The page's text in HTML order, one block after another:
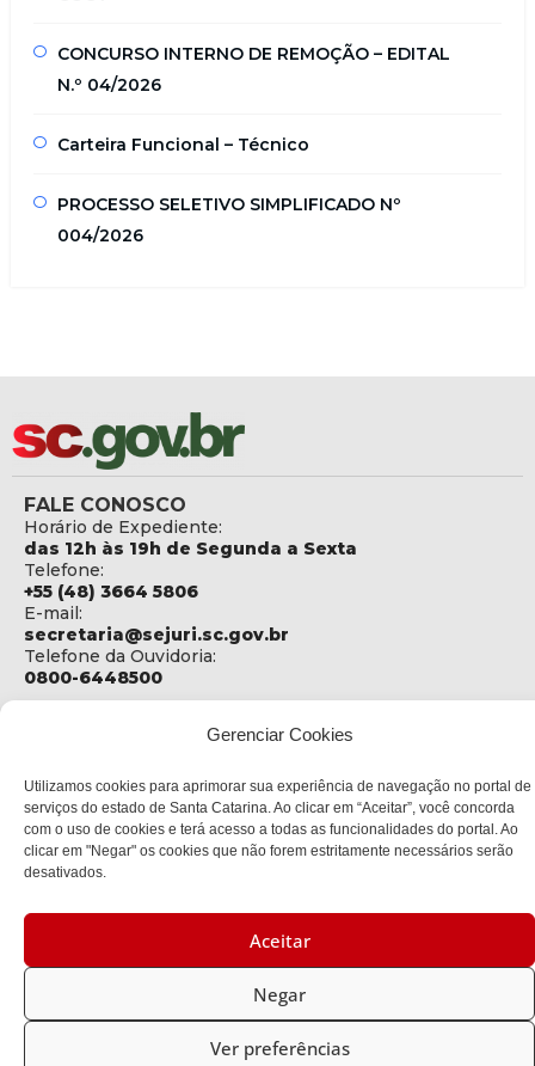
Gerenciar Cookies
Utilizamos cookies para aprimorar sua experiência de navegação no portal de
serviços do estado de Santa Catarina. Ao clicar em “Aceitar”, você concorda
com o uso de cookies e terá acesso a todas as funcionalidades do portal. Ao
clicar em "Negar" os cookies que não forem estritamente necessários serão
desativados.
Aceitar
Negar
Ver preferências
CONCURSO INTERNO DE REMOÇÃO – EDITAL
N.º 04/2026
Carteira Funcional – Técnico
PROCESSO SELETIVO SIMPLIFICADO Nº
004/2026
FALE CONOSCO
Horário de Expediente:
das 12h às 19h de Segunda a Sexta
Telefone:
+55 (48) 3664 5806
E-mail:
secretaria@sejuri.sc.gov.br
Telefone da Ouvidoria:
0800-6448500
SEJURI - Secretaria de Estado de Justiça e Reintegração
Rua Fúlvio Aducci, 1214 - Loja 06
Bairro:
Estreito - Florianópolis - SC
CEP:
Santa Catarina |Desenvolvedor: CIASC